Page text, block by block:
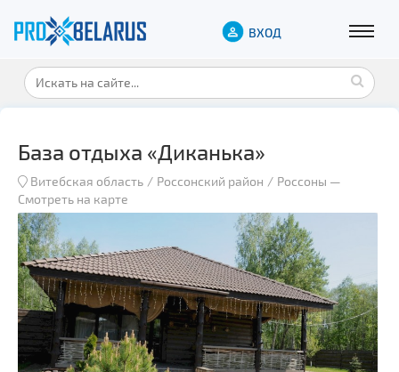
ВХОД
База отдыха «Диканька»
Витебская область Россонский район Россоны —
Смотреть на карте